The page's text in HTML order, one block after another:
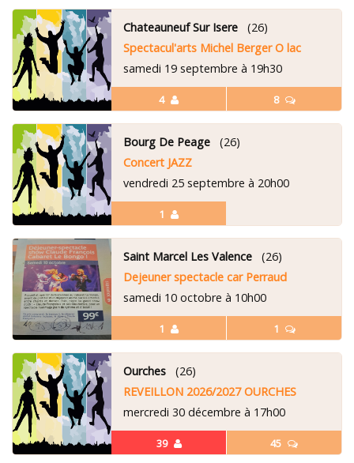
4 8
Chateauneuf Sur Isere(26)
Spectacul'arts Michel Berger O lac
samedi 19 septembre à 19h30
1
Bourg De Peage(26)
Concert JAZZ
vendredi 25 septembre à 20h00
1 1
Saint Marcel Les Valence(26)
Dejeuner spectacle car Perraud
samedi 10 octobre à 10h00
39 45
Ourches(26)
REVEILLON 2026/2027 OURCHES
mercredi 30 décembre à 17h00